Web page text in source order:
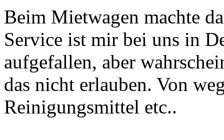
Beim Mietwagen machte
Service ist mir bei uns in
aufgefallen, aber
das nicht erlauben. Von
Reinigungsmittel etc..